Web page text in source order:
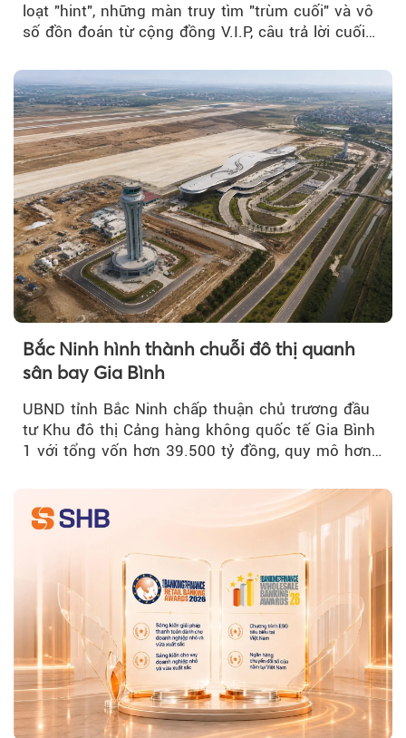
loạt "hint", những màn truy tìm "trùm cuối" và vô
số đồn đoán từ cộng đồng V.I.P, câu trả lời cuối
Bắc Ninh hình thành chuỗi đô thị quanh
sân bay Gia Bình
UBND tỉnh Bắc Ninh chấp thuận chủ trương đầu
tư Khu đô thị Cảng hàng không quốc tế Gia Bình
1 với tổng vốn hơn 39.500 tỷ đồng, quy mô hơn